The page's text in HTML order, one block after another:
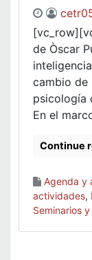
de Òscar
cambio de
psicología
En el
Continue
Agenda y
actividades,
Seminarios